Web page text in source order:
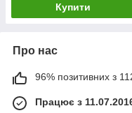
Купити
Про нас
96% позитивних з 112
Працює з